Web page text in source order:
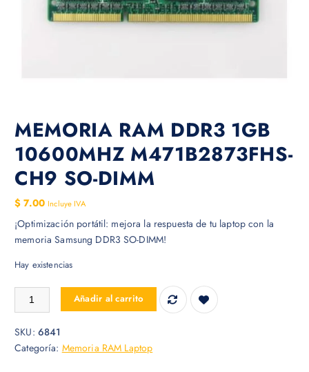
MEMORIA RAM DDR3 1GB
10600MHZ M471B2873FHS-
CH9 SO-DIMM
$ 7.00 Incluye IVA
¡Optimización portátil: mejora la respuesta de tu laptop con la
memoria Samsung DDR3 SO-DIMM!
Hay existencias
MEMORIA RAM DDR3 1GB 10600MHZ M471B2873FHS-CH9 SO-
Añadir al carrito
SKU: 6841
Categoría: Memoria RAM Laptop